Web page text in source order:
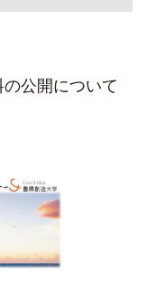
公開について